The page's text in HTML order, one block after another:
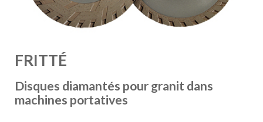
FRITTÉ
Disques diamantés pour granit dans
machines portatives